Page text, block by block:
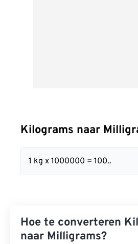
Kilograms naar
1 kg x 1000000 = 100..
Hoe te converteren
naar Milligrams?